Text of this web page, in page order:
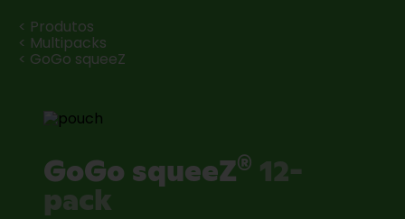
< Produtos
< Multipacks
< GoGo squeeZ
GoGo squeeZ® 12-
pack